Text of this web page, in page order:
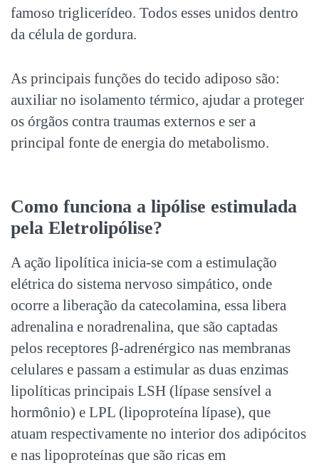
famoso triglicerídeo. Todos esses unidos dentro
da célula de gordura.
As principais funções do tecido adiposo são:
auxiliar no isolamento térmico, ajudar a proteger
os órgãos contra traumas externos e ser a
principal fonte de energia do metabolismo.
Como funciona a lipólise estimulada
pela Eletrolipólise?
A ação lipolítica inicia-se com a estimulação
elétrica do sistema nervoso simpático, onde
ocorre a liberação da catecolamina, essa libera
adrenalina e noradrenalina, que são captadas
pelos receptores β-adrenérgico nas membranas
celulares e passam a estimular as duas enzimas
lipolíticas principais LSH (lípase sensível a
hormônio) e LPL (lipoproteína lípase), que
atuam respectivamente no interior dos adipócitos
e nas lipoproteínas que são ricas em